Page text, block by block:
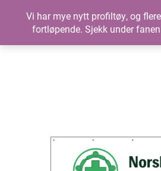
Vi har mye nytt profiltøy, og
fortløpende. Sjekk under